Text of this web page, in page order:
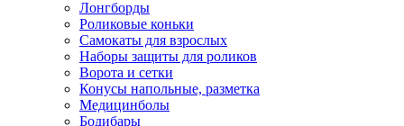
Лонгборды
Роликовые коньки
Самокаты для взрослых
Наборы защиты для роликов
Ворота и сетки
Конусы напольные, разметка
Медицинболы
Бодибары